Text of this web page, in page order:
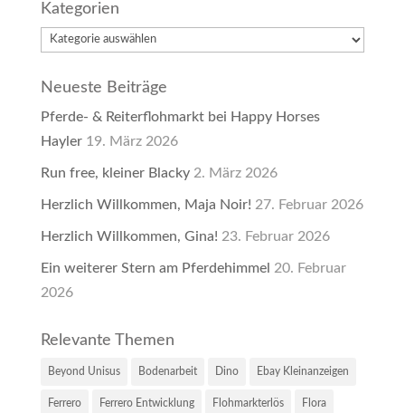
Kategorien
Kategorien
Neueste Beiträge
Pferde- & Reiterflohmarkt bei Happy Horses
Hayler 19. März 2026
Run free, kleiner Blacky 2. März 2026
Herzlich Willkommen, Maja Noir! 27. Februar 2026
Herzlich Willkommen, Gina! 23. Februar 2026
Ein weiterer Stern am Pferdehimmel 20. Februar
2026
Relevante Themen
Beyond Unisus Bodenarbeit Dino Ebay Kleinanzeigen
Ferrero Ferrero Entwicklung Flohmarkterlös Flora